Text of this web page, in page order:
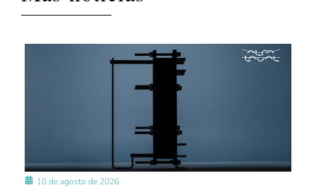
10 de agosto de 2026